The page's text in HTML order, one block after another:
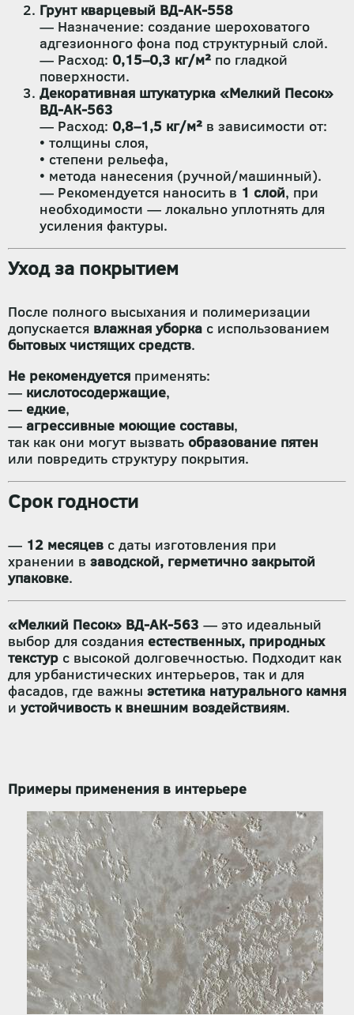
Грунт кварцевый ВД-АК-558
— Назначение: создание шероховатого
адгезионного фона под структурный слой.
— Расход: 0,15–0,3 кг/м² по гладкой
поверхности.
Декоративная штукатурка «Мелкий Песок»
ВД-АК-563
— Расход: 0,8–1,5 кг/м² в зависимости от:
• толщины слоя,
• степени рельефа,
• метода нанесения (ручной/машинный).
— Рекомендуется наносить в 1 слой, при
необходимости — локально уплотнять для
усиления фактуры.
Уход за покрытием
После полного высыхания и полимеризации
допускается влажная уборка с использованием
бытовых чистящих средств.
Не рекомендуется применять:
— кислотосодержащие,
— едкие,
— агрессивные моющие составы,
так как они могут вызвать образование пятен
или повредить структуру покрытия.
Срок годности
— 12 месяцев с даты изготовления при
хранении в заводской, герметично закрытой
упаковке.
«Мелкий Песок» ВД-АК-563 — это идеальный
выбор для создания естественных, природных
текстур с высокой долговечностью. Подходит как
для урбанистических интерьеров, так и для
фасадов, где важны эстетика натурального камня
и устойчивость к внешним воздействиям.
Примеры применения в интерьере